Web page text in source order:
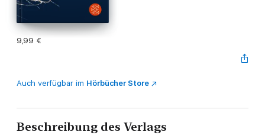
9,99 €
Auch verfügbar im Hörbücher Store
Beschreibung des Verlags